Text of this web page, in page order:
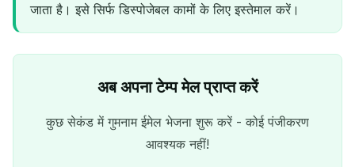
जाता है। इसे सिर्फ डिस्पोजेबल कामों के लिए इस्तेमाल करें।
अब अपना टेम्प मेल प्राप्त करें
कुछ सेकंड में गुमनाम ईमेल भेजना शुरू करें - कोई पंजीकरण
आवश्यक नहीं!